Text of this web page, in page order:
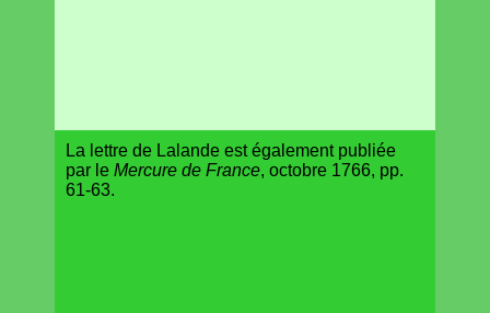
La lettre de Lalande est également publiée
par le Mercure de France, octobre 1766, pp.
61-63.